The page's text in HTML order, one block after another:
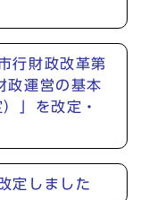
行財政改革第
政運営の基本
」を改定・
定しました